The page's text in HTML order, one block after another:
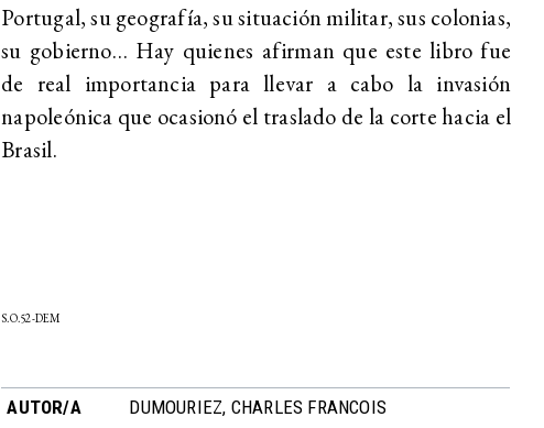
Portugal, su geografía, su situación militar, sus colonias,
su gobierno… Hay quienes afirman que este libro fue
de real importancia para llevar a cabo la invasión
napoleónica que ocasionó el traslado de la corte hacia el
Brasil.
S.O.52-DEM
AUTOR/A DUMOURIEZ, CHARLES FRANCOIS